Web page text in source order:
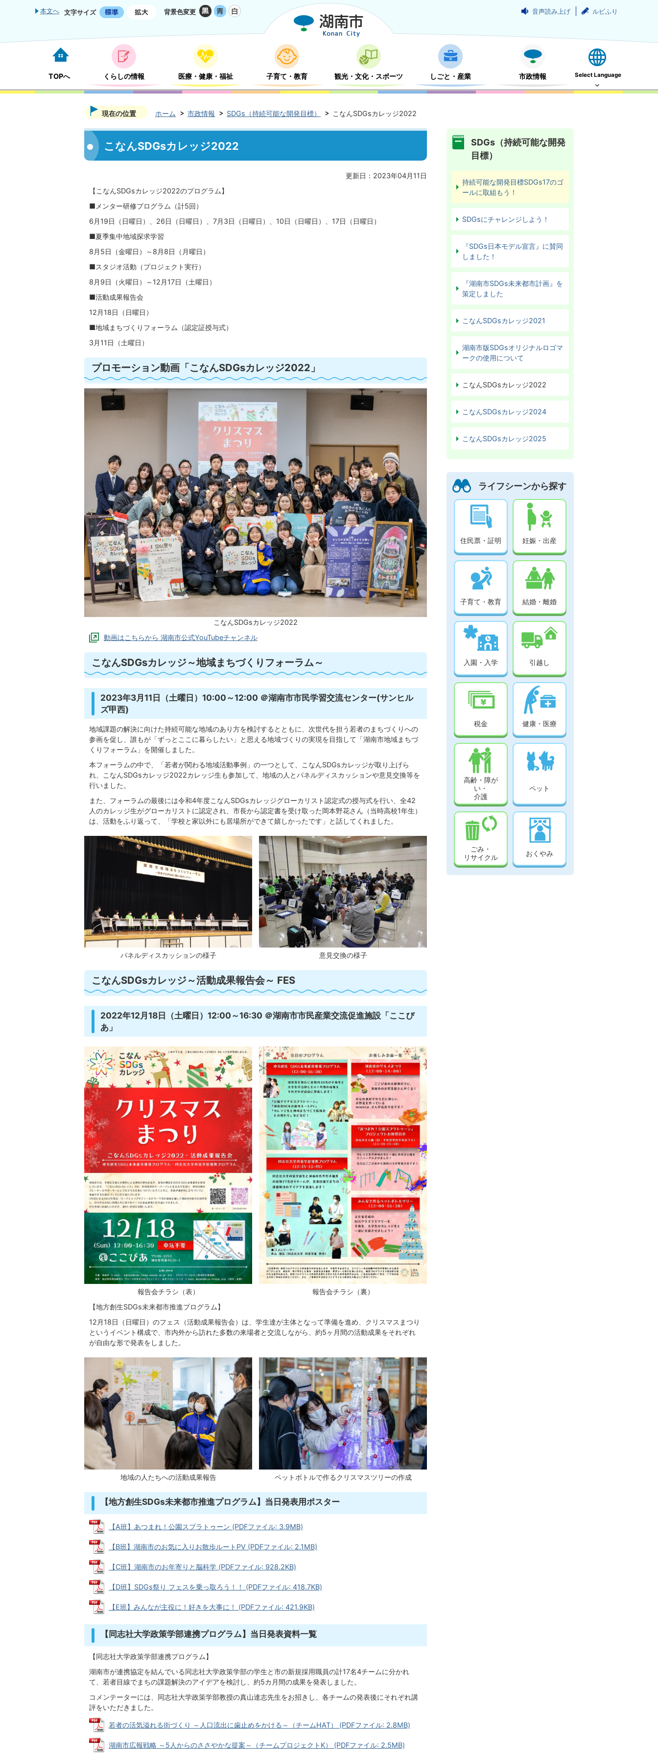
本文へ 文字サイズ 背景色変更 音声読み上げ ルビふり
TOPへ くらしの情報 医療・健康・福祉 子育て・教育 観光・文化・スポーツ しごと・産業 市政情報 Select Language
現在の位置 ホーム 市政情報 SDGs（持続可能な開発目標） こなんSDGsカレッジ2022
こなんSDGsカレッジ2022
更新日：2023年04月11日
【こなんSDGsカレッジ2022のプログラム】
■メンター研修プログラム（計5回）
6月19日（日曜日）、26日（日曜日）、7月3日（日曜日）、10日（日曜日）、17日（日曜日）
■夏季集中地域探求学習
8月5日（金曜日）～8月8日（月曜日）
■スタジオ活動（プロジェクト実行）
8月9日（火曜日）～12月17日（土曜日）
■活動成果報告会
12月18日（日曜日）
■地域まちづくりフォーラム（認定証授与式）
3月11日（土曜日）
プロモーション動画「こなんSDGsカレッジ2022」
こなんSDGsカレッジ2022
動画はこちらから 湖南市公式YouTubeチャンネル
こなんSDGsカレッジ～地域まちづくりフォーラム～
2023年3月11日（土曜日）10:00～12:00 ＠湖南市市民学習交流センター(サンヒル
ズ甲西)
地域課題の解決に向けた持続可能な地域のあり方を検討するとともに、次世代を担う若者のまちづくりへの
参画を促し、誰もが「ずっとここに暮らしたい」と思える地域づくりの実現を目指して「湖南市地域まちづ
くりフォーラム」を開催しました。
本フォーラムの中で、「若者が関わる地域活動事例」の一つとして、こなんSDGsカレッジが取り上げら
れ、こなんSDGsカレッジ2022カレッジ生も参加して、地域の人とパネルディスカッションや意見交換等を
行いました。
また、フォーラムの最後には令和4年度こなんSDGsカレッジグローカリスト認定式の授与式を行い、全42
人のカレッジ生がグローカリストに認定され、市長から認定書を受け取った岡本野花さん（当時高校1年生）
は、活動をふり返って、「学校と家以外にも居場所ができて嬉しかったです」と話してくれました。
パネルディスカッションの様子 意見交換の様子
こなんSDGsカレッジ～活動成果報告会～ FES
2022年12月18日（土曜日）12:00～16:30 ＠湖南市市民産業交流促進施設「ここぴ
あ」
報告会チラシ（表）
報告会チラシ（裏）
【地方創生SDGs未来都市推進プログラム】
12月18日（日曜日）のフェス（活動成果報告会）は、学生達が主体となって準備を進め、クリスマスまつり
というイベント構成で、市内外から訪れた多数の来場者と交流しながら、約5ヶ月間の活動成果をそれぞれ
が自由な形で発表をしました。
地域の人たちへの活動成果報告 ペットボトルで作るクリスマスツリーの作成
【地方創生SDGs未来都市推進プログラム】当日発表用ポスター
【A班】あつまれ！公園スプラトゥーン (PDFファイル: 3.9MB)
【B班】湖南市のお気に入りお散歩ルートPV (PDFファイル: 2.1MB)
【C班】湖南市のお年寄りと脳科学 (PDFファイル: 928.2KB)
【D班】SDGs祭り フェスを乗っ取ろう！！ (PDFファイル: 418.7KB)
【E班】みんなが主役に！好きを大事に！ (PDFファイル: 421.9KB)
【同志社大学政策学部連携プログラム】当日発表資料一覧
【同志社大学政策学部連携プログラム】
湖南市が連携協定を結んでいる同志社大学政策学部の学生と市の新規採用職員の計17名4チームに分かれ
て、若者目線でまちの課題解決のアイデアを検討し、約5カ月間の成果を発表しました。
コメンテーターには、同志社大学政策学部教授の真山達志先生をお招きし、各チームの発表後にそれぞれ講
評をいただきました。
若者の活気溢れる街づくり ～人口流出に歯止めをかける～（チームHAT） (PDFファイル: 2.8MB)
湖南市広報戦略 ～5人からのささやかな提案～（チームプロジェクトK） (PDFファイル: 2.5MB)
SDGs（持続可能な開発
目標）
持続可能な開発目標SDGs17のゴ
ールに取組もう！
SDGsにチャレンジしよう！
『SDGs日本モデル宣言』に賛同
しました！
『湖南市SDGs未来都市計画』を
策定しました
こなんSDGsカレッジ2021
湖南市版SDGsオリジナルロゴマ
ークの使用について
こなんSDGsカレッジ2022
こなんSDGsカレッジ2024
こなんSDGsカレッジ2025
ライフシーンから探す
住民票・証明 妊娠・出産
子育て・教育 結婚・離婚
入園・入学 引越し
税金 健康・医療
高齢・障が
い・
介護
ペット
ごみ・
リサイクル
おくやみ